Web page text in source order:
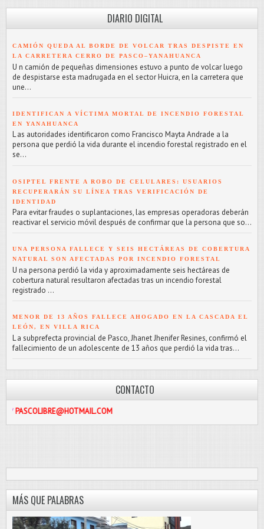
DIARIO DIGITAL
CAMIÓN QUEDA AL BORDE DE VOLCAR TRAS DESPISTE EN
LA CARRETERA CERRO DE PASCO–YANAHUANCA
U n camión de pequeñas dimensiones estuvo a punto de volcar luego
de despistarse esta madrugada en el sector Huicra, en la carretera que
une...
IDENTIFICAN A VÍCTIMA MORTAL DE INCENDIO FORESTAL
EN YANAHUANCA
L as autoridades identificaron como Francisco Mayta Andrade a la
persona que perdió la vida durante el incendio forestal registrado en el
se...
OSIPTEL FRENTE A ROBO DE CELULARES: USUARIOS
RECUPERARÁN SU LÍNEA TRAS VERIFICACIÓN DE
IDENTIDAD
Para evitar fraudes o suplantaciones, las empresas operadoras deberán
reactivar el servicio móvil después de confirmar que la persona que so...
UNA PERSONA FALLECE Y SEIS HECTÁREAS DE COBERTURA
NATURAL SON AFECTADAS POR INCENDIO FORESTAL
U na persona perdió la vida y aproximadamente seis hectáreas de
cobertura natural resultaron afectadas tras un incendio forestal
registrado ...
MENOR DE 13 AÑOS FALLECE AHOGADO EN LA CASCADA EL
LEÓN, EN VILLA RICA
L a subprefecta provincial de Pasco, Jhanet Jhenifer Resines, confirmó el
fallecimiento de un adolescente de 13 años que perdió la vida tras...
CONTACTO
MÁS QUE PALABRAS